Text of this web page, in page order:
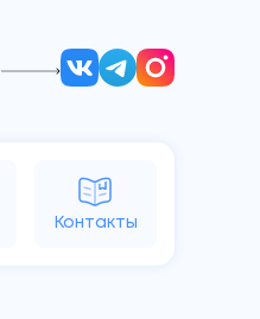
Контакты
Яндекс